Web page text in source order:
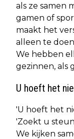
als ze samen
gamen of
maakt het
alleen te
We hebben
gezinnen, als
U hoeft het
'U hoeft het
'Zoekt u
We kijken